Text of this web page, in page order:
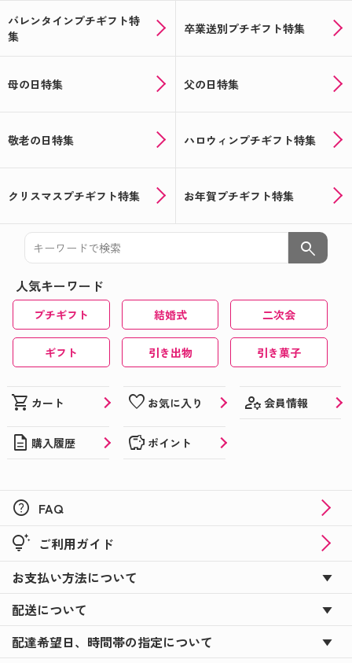
バレンタインプチギフト特
集
卒業送別プチギフト特集
母の日特集 父の日特集
敬老の日特集 ハロウィンプチギフト特集
クリスマスプチギフト特集 お年賀プチギフト特集
search
人気キーワード
プチギフト 結婚式 二次会
ギフト 引き出物 引き菓子
shopping_cart カート favorite お気に入り manage_accounts 会員情報
description 購入履歴 savings ポイント
help FAQ
tips_and_updates ご利用ガイド
お支払い方法について
配送について
配達希望日、時間帯の指定について